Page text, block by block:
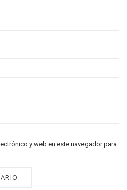
y web en este navegador para